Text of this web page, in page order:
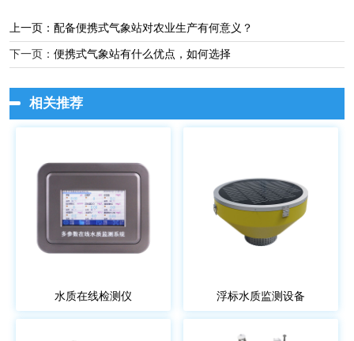
上一页： 配备便携式气象站对农业生产有何意义？
下一页： 便携式气象站有什么优点，如何选择
相关推荐
水质在线检测仪 浮标水质监测设备